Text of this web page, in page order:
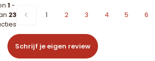
1-
23
1 2 3 4 5 6
Schrijf je eigen review